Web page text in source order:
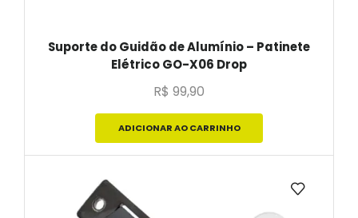
Suporte do Guidão de Alumínio – Patinete
Elétrico GO-X06 Drop
R$ 99,90
ADICIONAR AO CARRINHO